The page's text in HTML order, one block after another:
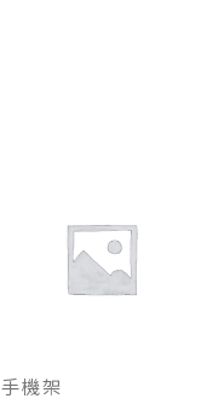
手機架